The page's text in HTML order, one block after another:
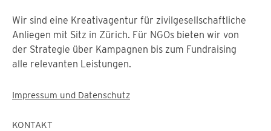
Wir sind eine Kreativagentur für zivilgesellschaftliche
Anliegen mit Sitz in Zürich. Für NGOs bieten wir von
der Strategie über Kampagnen bis zum Fundraising
alle relevanten Leistungen.
Impressum und Datenschutz
KONTAKT